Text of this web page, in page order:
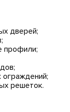
дверей;
профили;
решеток.